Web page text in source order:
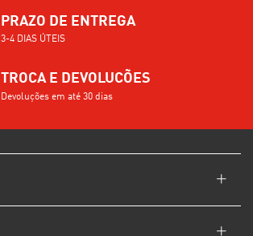
PRAZO DE ENTREGA
3-4 DIAS ÚTEIS
TROCA E DEVOLUCÕES
Devoluções em até 30 dias